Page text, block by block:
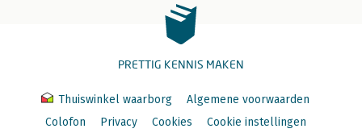
PRETTIG KENNIS MAKEN
Thuiswinkel waarborg
Algemene voorwaarden
Colofon
Privacy Cookies
Cookie instellingen